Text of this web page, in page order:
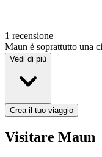
1 recensione
Maun è soprattutto una
Vedi di più
Crea il tuo viaggio
Visitare Maun